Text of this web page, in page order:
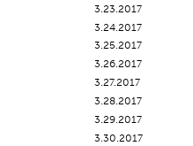
3.23.2017
3.24.2017
3.25.2017
3.26.2017
3.27.2017
3.28.2017
3.29.2017
3.30.2017